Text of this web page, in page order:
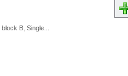
B, Single...